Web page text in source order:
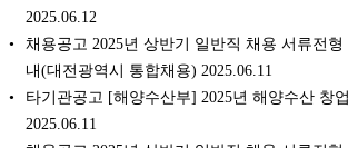
2025.06.12
채용공고 2025년 상반기 일반직 채용 서류전
내(대전광역시 통합채용) 2025.06.11
타기관공고 [해양수산부] 2025년 해양수산 창
2025.06.11